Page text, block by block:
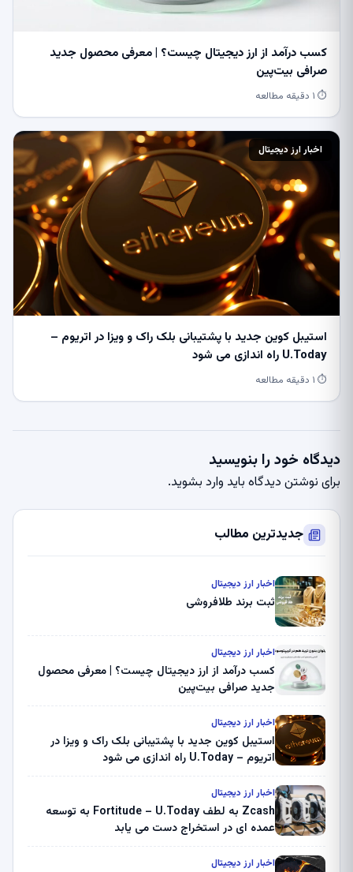
کسب درآمد از ارز دیجیتال چیست؟ | معرفی محصول جدید
صرافی بیت‌پین
⏱ ۱ دقیقه مطالعه
اخبار ارز دیجیتال
استیبل کوین جدید با پشتیبانی بلک راک و ویزا در اتریوم –
U.Today راه اندازی می شود
⏱ ۱ دقیقه مطالعه
دیدگاه خود را بنویسید
برای نوشتن دیدگاه باید وارد بشوید.
جدیدترین مطالب
اخبار ارز دیجیتال
ثبت برند طلافروشی
اخبار ارز دیجیتال
کسب درآمد از ارز دیجیتال چیست؟ | معرفی محصول
جدید صرافی بیت‌پین
اخبار ارز دیجیتال
استیبل کوین جدید با پشتیبانی بلک راک و ویزا در
اتریوم – U.Today راه اندازی می شود
اخبار ارز دیجیتال
Zcash به لطف Fortitude – U.Today به توسعه
عمده ای در استخراج دست می یابد
اخبار ارز دیجیتال